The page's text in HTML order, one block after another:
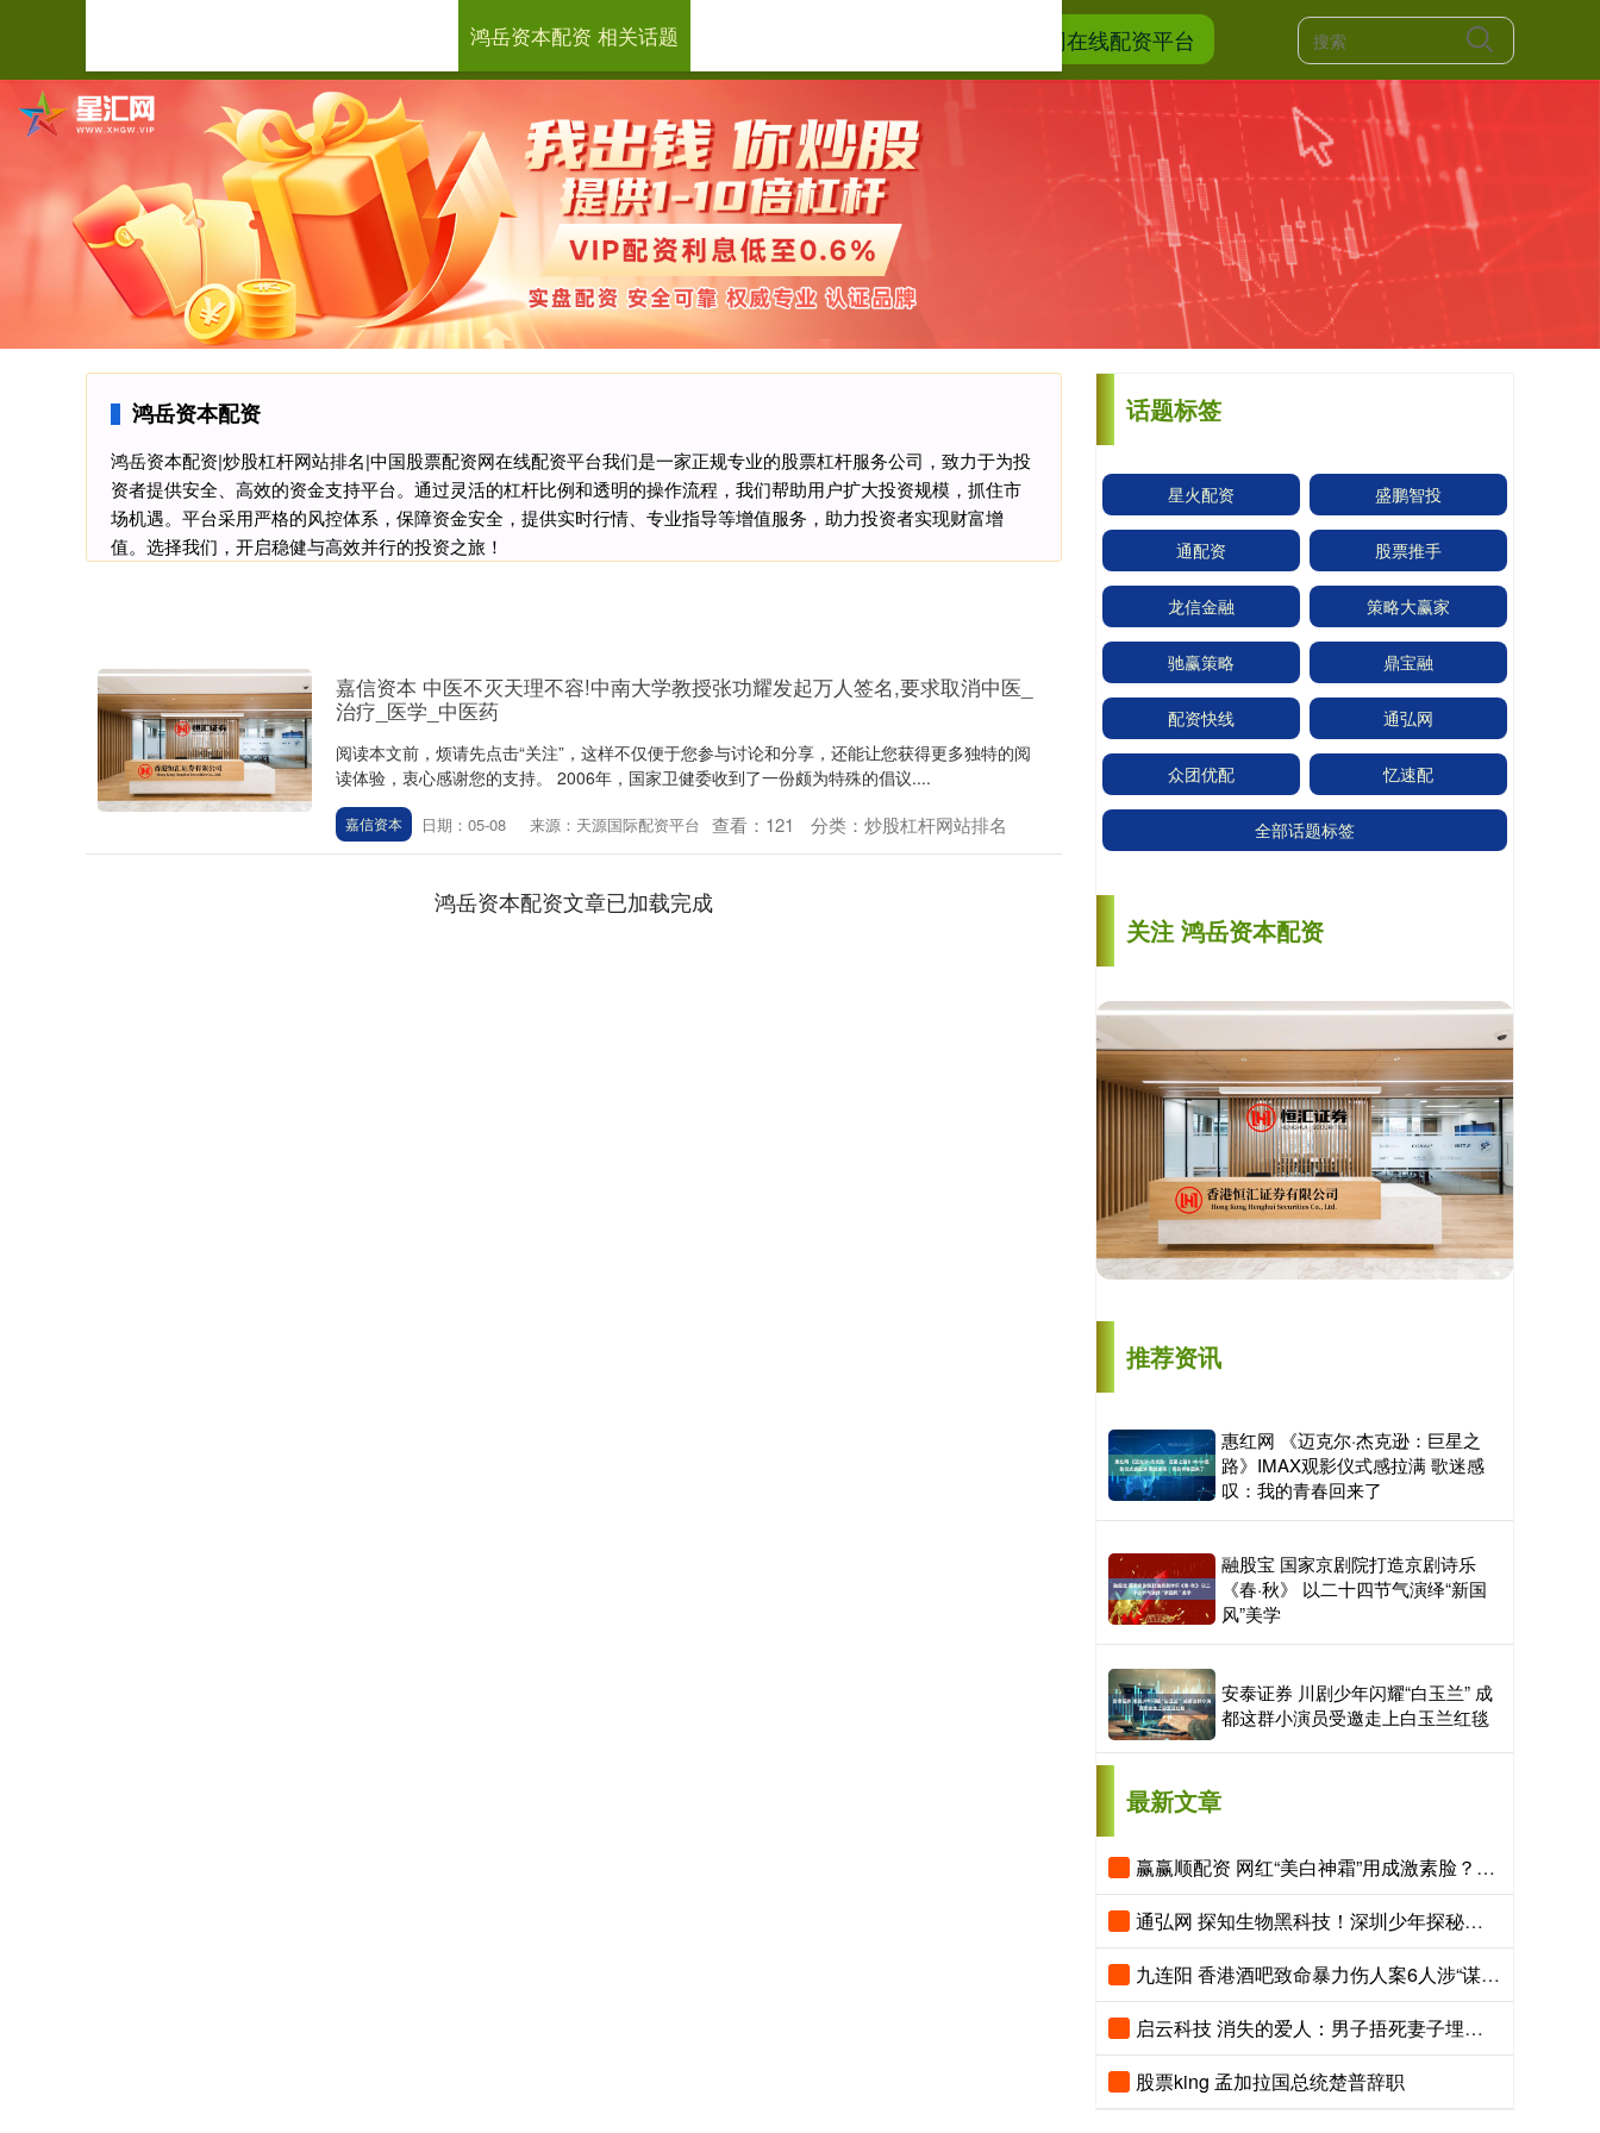
鸿岳资本配资 中国股票配资网在线配资平台
鸿岳资本配资
鸿岳资本配资|炒股杠杆网站排名|中国股票配资网在线配资平台我们是一家正规专业的股票杠杆服务公司，致力于为投
资者提供安全、高效的资金支持平台。通过灵活的杠杆比例和透明的操作流程，我们帮助用户扩大投资规模，抓住市
场机遇。平台采用严格的风控体系，保障资金安全，提供实时行情、专业指导等增值服务，助力投资者实现财富增
值。选择我们，开启稳健与高效并行的投资之旅！
鸿岳资本配资 相关话题
嘉信资本 中医不灭天理不容!中南大学教授张功耀发起万人签名,要求取消中医_
治疗_医学_中医药
阅读本文前，烦请先点击“关注”，这样不仅便于您参与讨论和分享，还能让您获得更多独特的阅
读体验，衷心感谢您的支持。 2006年，国家卫健委收到了一份颇为特殊的倡议....
嘉信资本 日期：05-08 来源：天源国际配资平台 查看： 121 分类： 炒股杠杆网站排名
鸿岳资本配资文章已加载完成
话题标签
星火配资 盛鹏智投
通配资 股票推手
龙信金融 策略大赢家
驰赢策略 鼎宝融
配资快线 通弘网
众团优配 忆速配
全部话题标签
关注 鸿岳资本配资
推荐资讯
惠红网 《迈克尔·杰克逊：巨星之
路》IMAX观影仪式感拉满 歌迷感
叹：我的青春回来了
融股宝 国家京剧院打造京剧诗乐
《春·秋》 以二十四节气演绎“新国
风”美学
安泰证券 川剧少年闪耀“白玉兰” 成
都这群小演员受邀走上白玉兰红毯
最新文章
赢赢顺配资 网红“美白神霜”用成激素脸？医生提醒：这类护肤品赶紧扔
通弘网 探知生物黑科技！深圳少年探秘细胞宝库，沉浸式玩转科创课堂
九连阳 香港酒吧致命暴力伤人案6人涉“谋杀罪”已提堂！6人获保释
启云科技 消失的爱人：男子捂死妻子埋尸荒野，事后谎称“她跑了” 13年后一组细节揭开真相
股票king 孟加拉国总统楚普辞职